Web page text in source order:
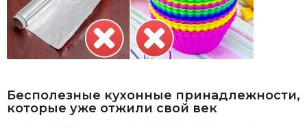
Бесполезные кухонные принадлежности,
которые уже отжили свой век